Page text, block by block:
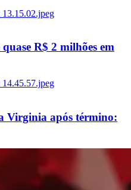
R$ 2 milhões em
Virginia após término: